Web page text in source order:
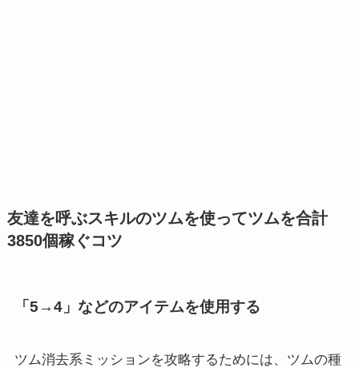
友達を呼ぶスキルのツムを使ってツムを合計
3850個稼ぐコツ
「5→4」などのアイテムを使用する
ツム消去系ミッションを攻略するためには、ツムの種